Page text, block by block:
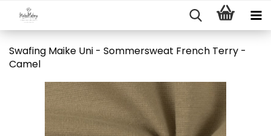
Swafing Maike Uni - Sommersweat French Terry -
Camel